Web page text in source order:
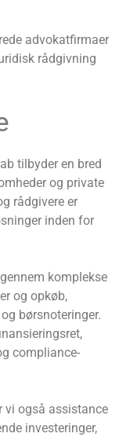
advokatfirmaer
rådgivning
tilbyder en bred
og private
rådgivere er
inden for
komplekse
og opkøb,
børsnoteringer.
compliance-
vi også assistance
investeringer,